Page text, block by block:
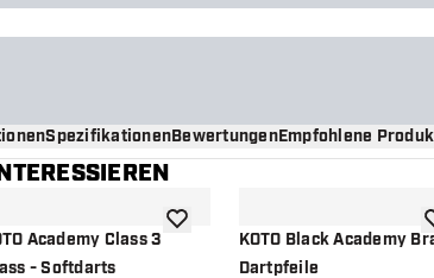
SpezifikationenBewertungenEmpfohlene
Academy Class 3
- Softdarts
Zur Wunschliste hinzufügen
KOTO Black Academy
Dartpfeile